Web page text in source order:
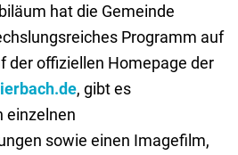
hat die Gemeinde
Programm auf
der offiziellen Homepage der
, gibt es
einzelnen
sowie einen Imagefilm,